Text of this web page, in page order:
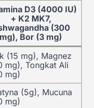
D3 (4000 IU)
+ K2 MK7,
(300
mg), Bor (3 mg)
(15 mg), Magnez
mg), Tongkat Ali
mg)
(5g), Mucuna
mg)